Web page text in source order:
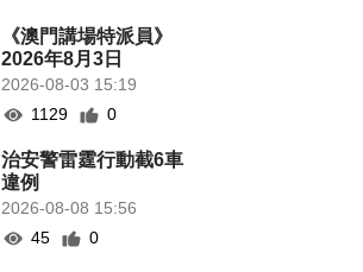
《澳門講場特派員》
2026年8月3日
2026-08-03 15:19
1129
0
治安警雷霆行動截6車
違例
2026-08-08 15:56
45
0